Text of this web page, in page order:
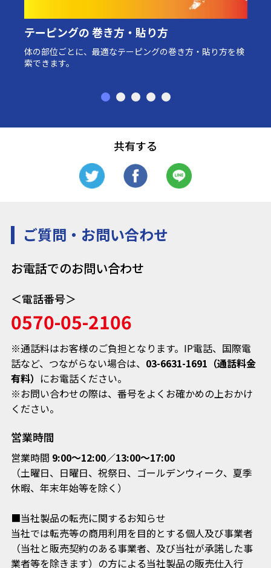
テーピングの 巻き方・貼り方
体の部位ごとに、最適なテーピングの巻き方・貼り方を検
索できます。
共有する
ご質問・お問い合わせ
お電話でのお問い合わせ
＜電話番号＞
0570-05-2106
※通話料はお客様のご負担となります。IP電話、国際電
話など、 つながらない場合は、 03-6631-1691（通話料金
有料） にお電話ください。
※お問い合わせの際は、番号をよくお確かめの上おかけ
ください。
営業時間
営業時間 9:00～12:00／13:00～17:00
（土曜日、日曜日、祝祭日、ゴールデンウィーク、夏季
休暇、年末年始等を除く）
■当社製品の転売に関するお知らせ
当社では転売等の商用利用を目的とする個人及び事業者
（当社と販売契約のある事業者、及び当社が承諾した事
業者等を除きます）の方による当社製品の販売仕入行